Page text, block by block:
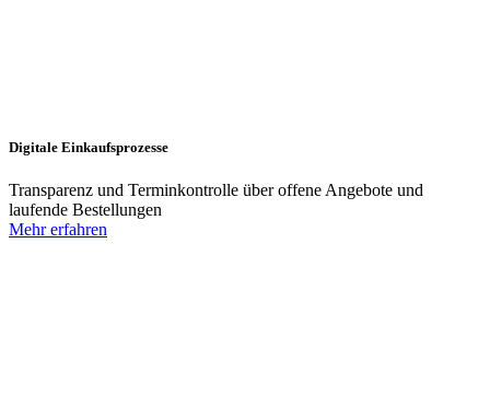
Digitale Einkaufsprozesse
Transparenz und Terminkontrolle über offene Angebote und
laufende Bestellungen
Mehr erfahren